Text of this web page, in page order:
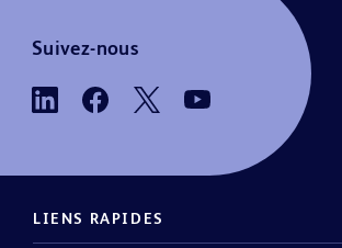
Suivez-nous
LIENS RAPIDES